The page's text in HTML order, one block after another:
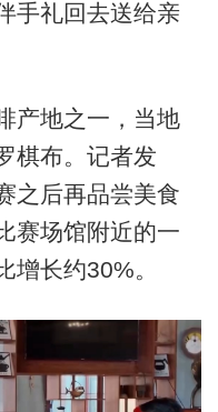
手礼回去送给亲
地之一，当地
棋布。记者发
之后再品尝美食
赛场馆附近的一
增长约30%。